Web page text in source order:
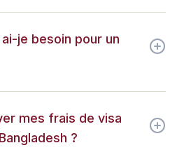
je besoin pour un
mes frais de visa
?